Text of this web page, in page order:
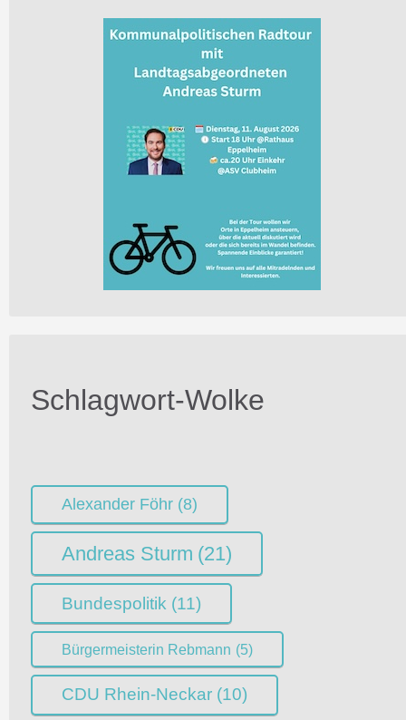
Schlagwort-Wolke
Alexander Föhr (8)
Andreas Sturm (21)
Bundespolitik (11)
Bürgermeisterin Rebmann (5)
CDU Rhein-Neckar (10)